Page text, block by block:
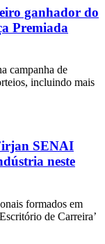
ganhador do
Premiada
campanha de
incluindo mais
SENAI
neste
formados em
de Carreira’